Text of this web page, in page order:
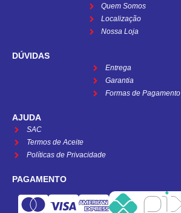
Quem Somos
Localização
Nossa Loja
DÚVIDAS
Entrega
Garantia
Formas de Pagamento
AJUDA
SAC
Termos de Aceite
Políticas de Privacidade
PAGAMENTO